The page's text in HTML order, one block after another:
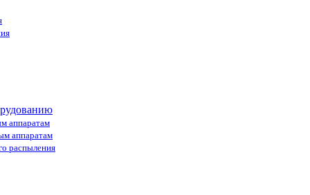
аппаратам
аппаратам
распыления